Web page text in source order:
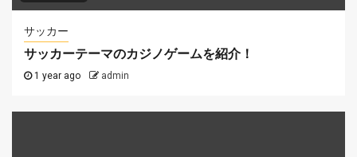
サッカー
サッカーテーマのカジノゲームを紹介！
1 year ago admin